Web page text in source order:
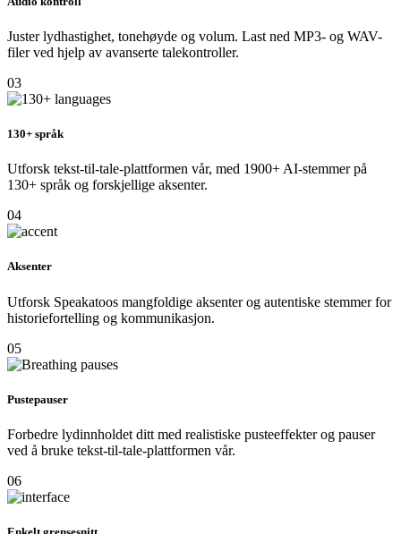
Juster lydhastighet, tonehøyde og volum. Last ned MP3- og WAV-
filer ved hjelp av avanserte talekontroller.
03
130+ språk
Utforsk tekst-til-tale-plattformen vår, med 1900+ AI-stemmer på
130+ språk og forskjellige aksenter.
04
Aksenter
Utforsk Speakatoos mangfoldige aksenter og autentiske stemmer for
historiefortelling og kommunikasjon.
05
Pustepauser
Forbedre lydinnholdet ditt med realistiske pusteeffekter og pauser
ved å bruke tekst-til-tale-plattformen vår.
06